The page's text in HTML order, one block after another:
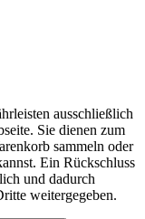
ausschließlich
Sie dienen zum
sammeln oder
Ein Rückschluss
und dadurch
weitergegeben.